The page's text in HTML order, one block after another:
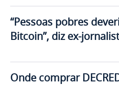
“Pessoas pobres
Bitcoin”, diz ex-
Onde comprar